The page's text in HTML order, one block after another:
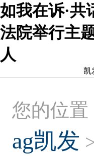
如我在诉·
法院举行主
人
凯
您的位置
ag凯发